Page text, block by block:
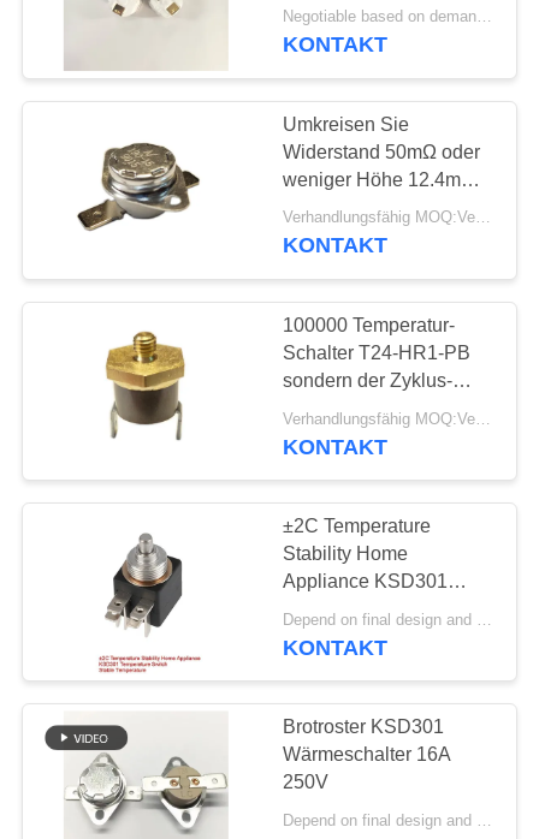
Fall-normalerweise
Abschluss Automactic-
Negotiable based on demand MOQ:Verhandelbar
KONTAKT
Umkreisen Sie
Widerstand 50mΩ oder
weniger Höhe 12.4mm
der Temperatur-KSD301
des Schalter-T24-BF9-
Verhandlungsfähig MOQ:Verhandelbar
KONTAKT
100000 Temperatur-
Schalter T24-HR1-PB
sondern der Zyklus-
KSD301 Polen aus -
sondern Sie Wurf aus
KONTAKT
±2C Temperature
Stability Home
Appliance KSD301
Temperature Switch
Stable Temperature
Depend on final design and demand quantity MOQ:1000
KONTAKT
Brotroster KSD301
Wärmeschalter 16A
250V
Depend on final design and demand quantity MOQ:1000PCS